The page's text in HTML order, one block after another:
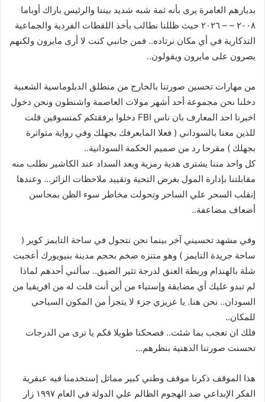
بديارهم العامرة يرى بأنه ثمة شبه شديد بيننا والرئيس باراك أوباما
٢٠٠٨ – – ٢٠٢٦ حيث ظللنا نطالب بأخذ اللقطات الفردية والجماعية
التذكارية في أي مكان نرتاده.. فمن جانبي كنت لا أرى مايرون ولكنهم
يصرون على مايرون ويقولون..
من مهارات تحسين صورتنا بالخارج من منطلق الدبلوماسية الشعبية
دخلنا نحن مجموعة أحد أشهر مولات العاصمة واشنطون ونحن دخول
اخبرنا احد المعارف بان ناس FBI دخلوا برفقتكم كمتسوقين قلت
للذين معنا بالسوداني ( فعلا المابعرفك بجهلك وفي رواية متواترة
بجهلك ) مقرحا رد من صميم الحكمة السودانية..
كل واحد مننا يشترى هدية رمزية وبعد السداد عند الكاشير نطلب منه
مقابلتنا بإدارة المول بغرض التحية وتقييد ملاحظات الزائر… وعندها
إنقلب السحر علي الساحر وتحولت مخاطر سوء الظن بمحاسن
أضعاف مضاعفة..
وفي مشهد تحسيني آخر بينما نحن نتجول في ساحة التايمز كوير (
ساحة جريدة التايمز ) وهو متنزه ضخم بحجم مدينة بنيويورك أعجبت
شلة بالهندام وربطة العنق لدرجة تثير الضيق.. سألني أحدهم لماذا
لم تبدو عليك أي مضايقة وإستياء من أين أنت قلت له من افريقيا من
السودان.. نحن هنا. يا عزيزي جزء لا يتجزأ من المكون السياحي
للمكان..
فلك ان تعجب بما شئت.. فصحكنا طويلا فكم يا ترى من الدرجات
تحسنت صورتنا الذهنية بنظرهم…
هذا الموقف ذكرنا موقف وطني كبير مماثل إستخدمنا فيه عبقرية
الفكر الإبداعي ضد الهجوم الظالم علي الدولة في العام ١٩٩٧ زار